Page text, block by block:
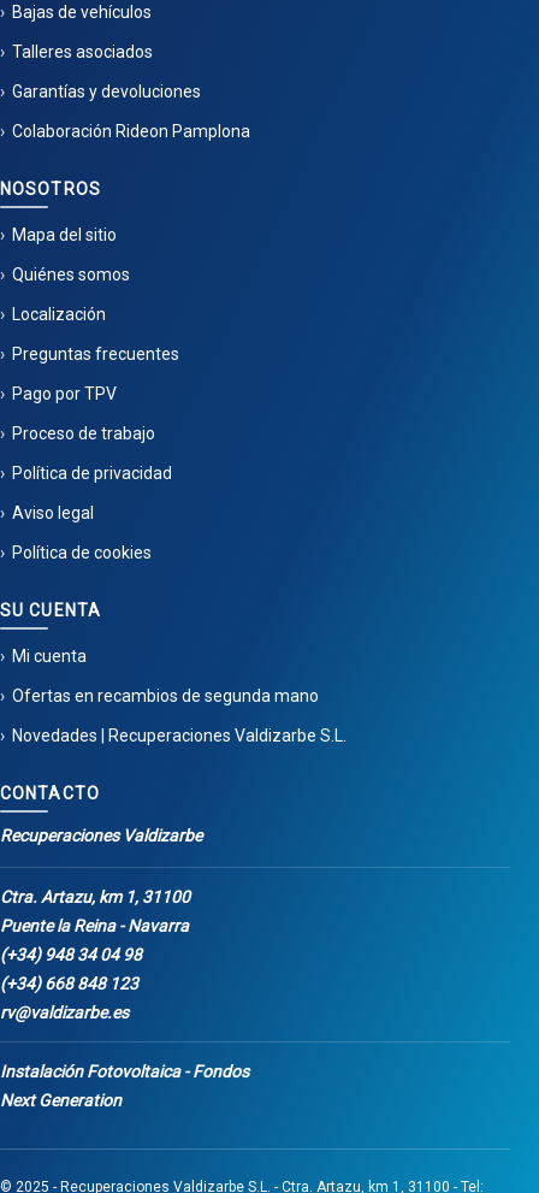
Bajas de vehículos
Talleres asociados
Garantías y devoluciones
Colaboración Rideon Pamplona
NOSOTROS
Mapa del sitio
Quiénes somos
Localización
Preguntas frecuentes
Pago por TPV
Proceso de trabajo
Política de privacidad
Aviso legal
Política de cookies
SU CUENTA
Mi cuenta
Ofertas en recambios de segunda mano
Novedades | Recuperaciones Valdizarbe S.L.
CONTACTO
Recuperaciones Valdizarbe
Ctra. Artazu, km 1, 31100
Puente la Reina - Navarra
(+34) 948 34 04 98
(+34) 668 848 123
rv@valdizarbe.es
Instalación Fotovoltaica - Fondos
Next Generation
© 2025 - Recuperaciones Valdizarbe S.L. - Ctra. Artazu, km 1, 31100 - Tel: